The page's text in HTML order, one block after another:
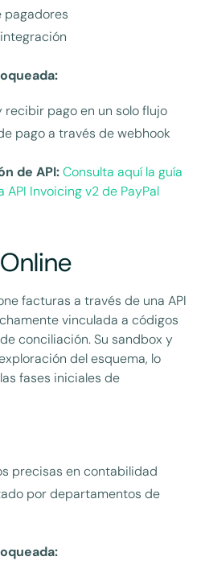
pagadores
recibir pago en un solo flujo
pago a través de webhook
de API: Consulta aquí la guía
Invoicing v2 de PayPal
facturas a través de una API
vinculada a códigos
conciliación. Su sandbox y
del esquema, lo
fases iniciales de
precisas en contabilidad
por departamentos de